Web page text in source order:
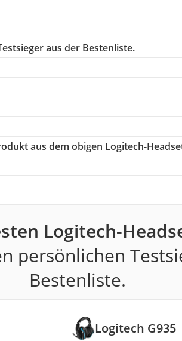
aus der Bestenliste.
aus dem obigen Logitech-
Logitech-
persönlichen
Bestenliste.
Logitech G935